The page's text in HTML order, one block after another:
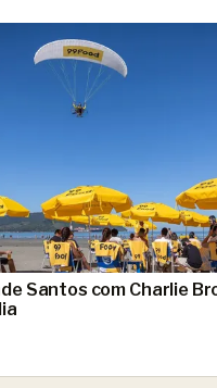
Santos com Charlie